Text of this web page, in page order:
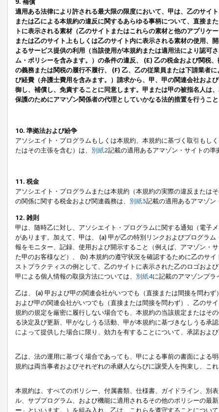
9. 補償
適用ある法律により許される最大限の限度において、甲は、乙のサイ
または乙による本規約の違反に関するあらゆる事柄について、直接ま
トに表示される素材（乙のサイトまたはこれらの素材と他のアプリ
または乙のサイト上もしくは乙のサイト内に表示される素材の使用、
よるサービス提供の利用（当該使用が本規約または適用法により認可
ム・ポリシーを含みます。）の条件の違反、 (E) 乙の税金および関税
の義務または関税の履行不履行、 (F) 乙、乙の従業員または下請業者
び経費（弁護士費用を含みます。）請求から、甲、甲の関連会社およ
御し、補償し、免責することに同意します。甲または甲の被指名人は
保護のためにアマゾン関係者の代理としていかなる法的措置を行うこ
10. 準拠法および紛争
アソシエイト・プログラムもしくは本規約、本規約に基づく取引もし
たはその主張を含む）は、 別紙2記載の適用あるアマゾン・サイトの
11. 税金
アソシエイト・プログラムまたは本規約（本規約の実際の違反または
の関係に関する税金および関連義務は、 別紙3記載の適用あるアマゾン
12. 雑則
甲は、随時乙に対し、アソシエイト・プログラムに関する通知（電子
があります。加えて、甲は、 (a) 甲が乙の特別リンクおよびプログラ
報をモニター、記録、使用および開示すること（例えば、アマゾン・
た甲のお客様など）、 (b) 本規約の遵守状況を確認するために乙のサ
ストプラクティスの例として、乙のサイトに表示された乙のロゴおよ
甲による個人情報の取扱方法については、 別紙4に記載のアマゾンプ
乙は、 (a) 甲および甲の関連会社がいつでも（直接または間接を問わ
および甲の関連会社がいつでも（直接または間接を問わず）、乙のサ
規約の規定を厳密に履行しない場合でも、本規約の当該規定またはそ
る決定及び更新、甲がなしうる活動、甲が本規約に基づきなしうる承
によって提供した場合に限り、効力を有することについて、承諾およ
乙は、法の運用に基づく場合であっても、甲による事前の書面による
規約は両当事者およびそれぞれの承継人ならびに譲受人を拘束し、こ
本規約は、すべてのポリシー、付属書類、仕様書、ガイドライン、別
ル、サブプログラム、および機能に適用されるその他のポリシーの最
ー 」といいます。）を組み入れ、乙は、これらを遵守することにつ